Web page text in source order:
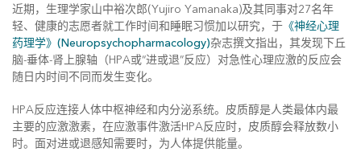
近期，生理学家山中裕次郎(Yujiro Yamanaka)及其同事对27名年
轻、健康的志愿者就工作时间和睡眠习惯加以研究，于 《神经心理
药理学》(Neuropsychopharmacology)杂志撰文指出，其发现下丘
脑-垂体-肾上腺轴（HPA或“进或退”反应）对急性心理应激的反应会
随日内时间不同而发生变化。
HPA反应连接人体中枢神经和内分泌系统。皮质醇是人类最体内最
主要的应激激素，在应激事件激活HPA反应时，皮质醇会释放数小
时。面对进或退感知需要时，为人体提供能量。